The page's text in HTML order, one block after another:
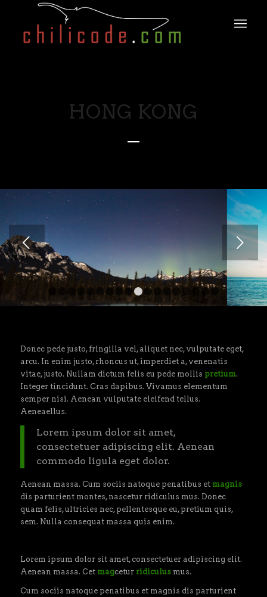
HONG KONG
Weiter
1 2 3 4 6 7 8 10 13 141516
Donec pede justo, fringilla vel, aliquet nec, vulputate eget,
arcu. In enim justo, rhoncus ut, imperdiet a, venenatis
vitae, justo. Nullam dictum felis eu pede mollis pretium.
Integer tincidunt. Cras dapibus. Vivamus elementum
semper nisi. Aenean vulputate eleifend tellus.
Aeneaellus.
Lorem ipsum dolor sit amet,
consectetuer adipiscing elit. Aenean
commodo ligula eget dolor.
Aenean massa. Cum sociis natoque penatibus et magnis
dis parturient montes, nascetur ridiculus mus. Donec
quam felis, ultricies nec, pellentesque eu, pretium quis,
sem. Nulla consequat massa quis enim.
Lorem ipsum dolor sit amet, consectetuer adipiscing elit.
Aenean massa. Cet magcetur ridiculusmus.
Cum sociis natoque penatibus et magnis dis parturient